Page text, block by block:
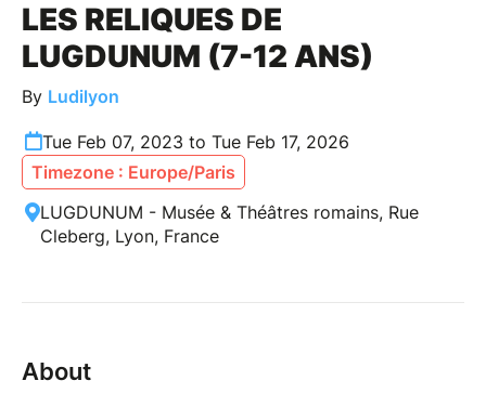
LES RELIQUES DE
LUGDUNUM (7-12 ANS)
By Ludilyon
Tue Feb 07, 2023 to Tue Feb 17, 2026
Timezone : Europe/Paris
LUGDUNUM - Musée & Théâtres romains, Rue
Cleberg, Lyon, France
About